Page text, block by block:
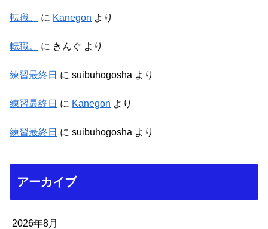
転職。 に Kanegon より
転職。 に きんぐ より
練習最終日 に suibuhogosha より
練習最終日 に Kanegon より
練習最終日 に suibuhogosha より
アーカイブ
2026年8月